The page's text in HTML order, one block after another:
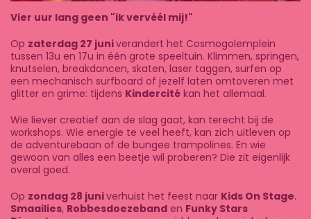
Vier uur lang geen "ik vervéél mij!"
Op zaterdag 27 juniverandert het Cosmogolemplein
tussen 13u en 17u in één grote speeltuin. Klimmen, springen,
knutselen, breakdancen, skaten, laser taggen, surfen op
een mechanisch surfboard of jezelf laten omtoveren met
glitter en grime: tijdens Kindercité kan het allemaal.
Wie liever creatief aan de slag gaat, kan terecht bij de
workshops. Wie energie te veel heeft, kan zich uitleven op
de adventurebaan of de bungee trampolines. En wie
gewoon van alles een beetje wil proberen? Die zit eigenlijk
overal goed.
Op zondag 28 juniverhuist het feest naar Kids On Stage.
Smaailies, Robbesdoezeband en Funky Stars